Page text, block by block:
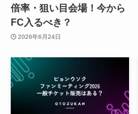
倍率・狙い目会場！今から
FC入るべき？
2026年6月24日